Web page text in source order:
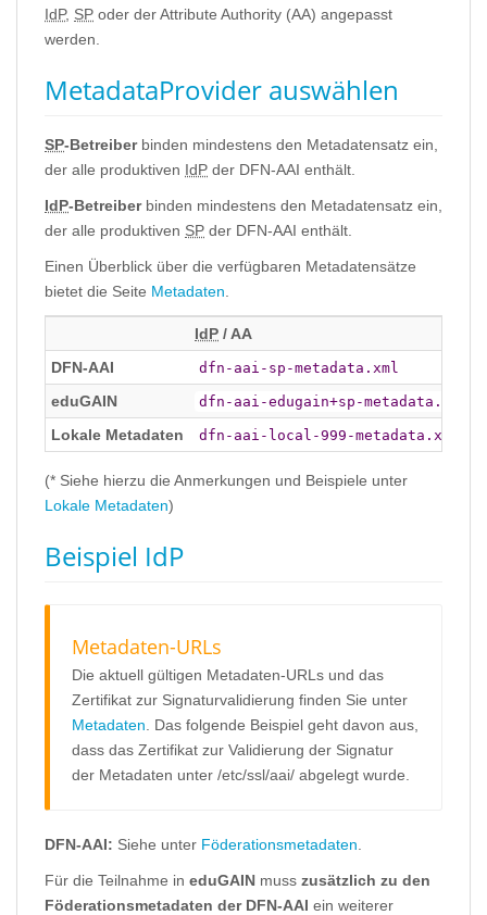
IdP, SP oder der Attribute Authority (AA) angepasst
werden.
MetadataProvider auswählen
SP-Betreiberbinden mindestens den Metadatensatz ein,
der alle produktiven IdP der DFN-AAI enthält.
IdP-Betreiberbinden mindestens den Metadatensatz ein,
der alle produktiven SP der DFN-AAI enthält.
Einen Überblick über die verfügbaren Metadatensätze
bietet die Seite Metadaten
IdP / AA
DFN-AAI
dfn-aai-sp-metadata.xml
eduGAIN dfn-aai-edugain+sp-metadata.xml
Lokale Metadaten dfn-aai-local-999-metadata.xml
(* Siehe hierzu die Anmerkungen und Beispiele unter
Lokale Metadaten)
Beispiel IdP
Metadaten-URLs
Die aktuell gültigen Metadaten-URLs und das
Zertifikat zur Signaturvalidierung finden Sie unter
Metadaten . Das folgende Beispiel geht davon aus,
dass das Zertifikat zur Validierung der Signatur
der Metadaten unter /etc/ssl/aai/ abgelegt wurde.
DFN-AAI: Siehe unter Föderationsmetadaten
Für die Teilnahme in eduGAIN muss zusätzlich zu den
Föderationsmetadaten der DFN-AAI ein weiterer